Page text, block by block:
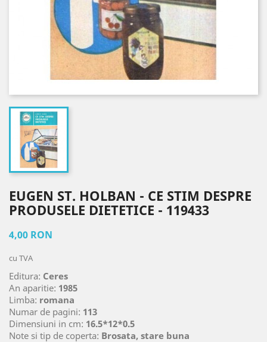
EUGEN ST. HOLBAN - CE STIM DESPRE
PRODUSELE DIETETICE - 119433
4,00 RON
cu TVA
Editura: Ceres
An aparitie: 1985
Limba: romana
Numar de pagini: 113
Dimensiuni in cm: 16.5*12*0.5
Note si tip de coperta: Brosata, stare buna